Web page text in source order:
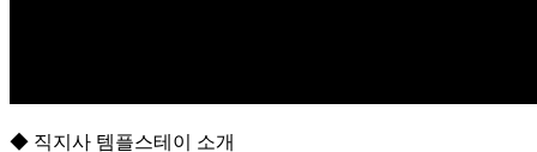
◆ 직지사 템플스테이 소개